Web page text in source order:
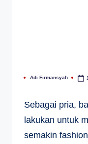
Posted
Adi Firmansyah
Sebagai pria,
lakukan untuk
semakin